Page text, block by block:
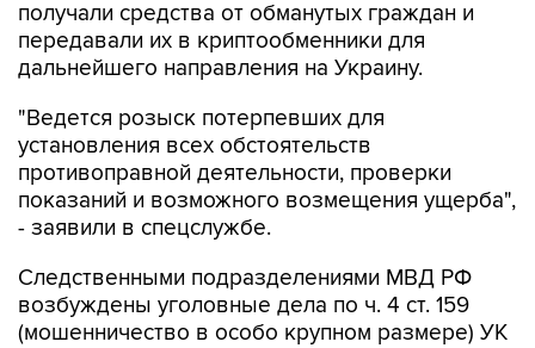
получали средства от обманутых граждан и
передавали их в криптообменники для
дальнейшего направления на Украину.
"Ведется розыск потерпевших для
установления всех обстоятельств
противоправной деятельности, проверки
показаний и возможного возмещения ущерба",
- заявили в спецслужбе.
Следственными подразделениями МВД РФ
возбуждены уголовные дела по ч. 4 ст. 159
(мошенничество в особо крупном размере) УК